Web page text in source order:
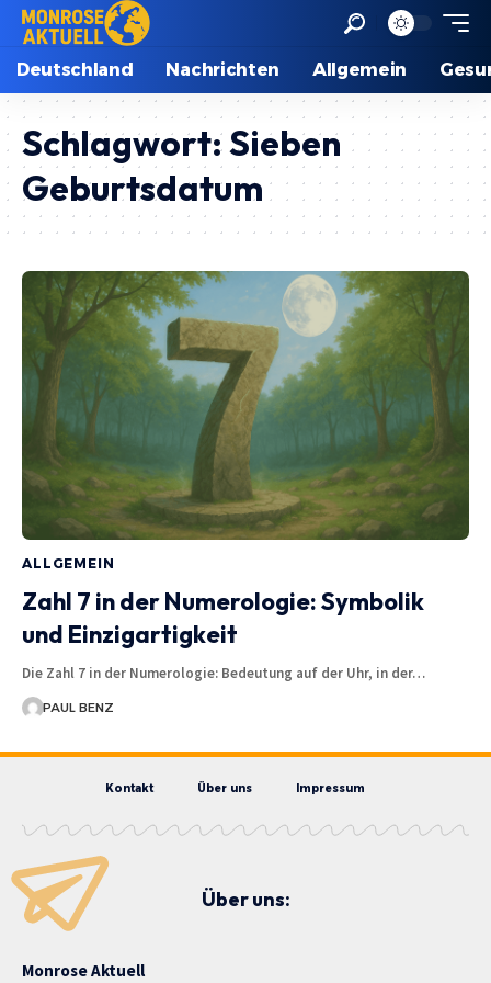
Deutschland Nachrichten Allgemein
Schlagwort:Sieben
Geburtsdatum
ALLGEMEIN
Zahl 7 in der Numerologie: Symbolik
und Einzigartigkeit
Die Zahl 7 in der Numerologie: Bedeutung auf der Uhr, in der…
PAUL BENZ
Kontakt Über uns Impressum
Über uns:
Monrose Aktuell